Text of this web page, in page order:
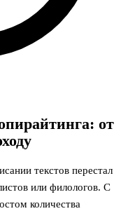
от
текстов перестал
или филологов. С
количества